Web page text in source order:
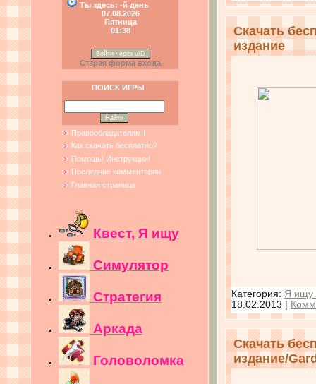
Ты здесь: -й день
07.08.2026
Пятница
01:38
Войти через uID
Старая форма входа
ПОИСК ИГРЫ
Правообладателям !
Как скачать бесплатно?
Помощь! Инструкции!
Последние комментарии
Главная страница
Квест, Я ищу
Симулятор
Стратегия
Аркада
Головоломка
Скачать
издание
Категория: Я ищу
18.02.2013 |
Скачать
издание/